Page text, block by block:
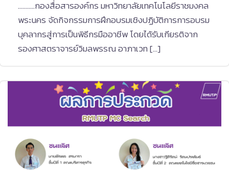
………..กองสื่อสารองค์กร มหาวิทยาลัยเทคโนโลยีราชมงคล
พระนคร จัดกิจกรรมการฝึกอบรมเชิงปฏิบัติการการอบรม
บุคลากรสู่การเป็นพิธีกรมืออาชีพ โดยได้รับเกียรติจาก
รองศาสตราจารย์วิมลพรรณ อาภาเวท […]